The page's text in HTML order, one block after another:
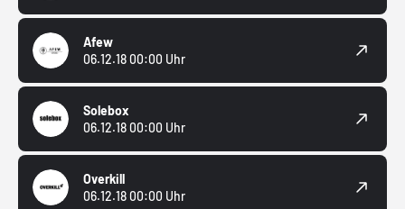
Afew
06.12.18 00:00 Uhr
Solebox
06.12.18 00:00 Uhr
Overkill
06.12.18 00:00 Uhr